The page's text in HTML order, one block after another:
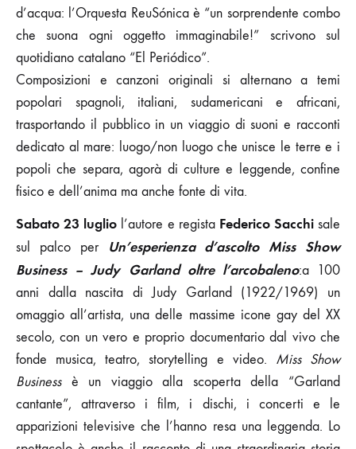
d’acqua: l’Orquesta ReuSónica è “un sorprendente combo
che suona ogni oggetto immaginabile!” scrivono sul
quotidiano catalano “El Periódico”.
Composizioni e canzoni originali si alternano a temi
popolari spagnoli, italiani, sudamericani e africani,
trasportando il pubblico in un viaggio di suoni e racconti
dedicato al mare: luogo/non luogo che unisce le terre e i
popoli che separa, agorà di culture e leggende, confine
fisico e dell’anima ma anche fonte di vita.
Sabato 23 luglio l’autore e regista Federico Sacchisale
sul palco per
Un’esperienza d’ascolto Miss Show
Business – Judy Garland oltre l’arcobaleno:a 100
anni dalla nascita di Judy Garland (1922/1969) un
omaggio all’artista, una delle massime icone gay del XX
secolo, con un vero e proprio documentario dal vivo che
fonde musica, teatro, storytelling e video. Miss Show
Businessè un viaggio alla scoperta della “Garland
cantante”, attraverso i film, i dischi, i concerti e le
apparizioni televisive che l’hanno resa una leggenda. Lo